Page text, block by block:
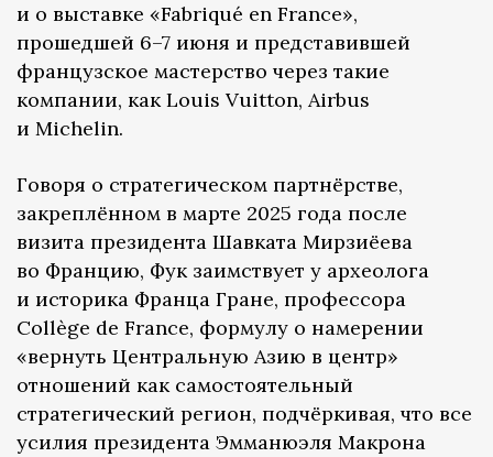
и о выставке «Fabriqué en France»,
прошедшей 6–7 июня и представившей
французское мастерство через такие
компании, как Louis Vuitton, Airbus
и Michelin.
Говоря о стратегическом партнёрстве,
закреплённом в марте 2025 года после
визита президента Шавката Мирзиёева
во Францию, Фук заимствует у археолога
и историка Франца Гране, профессора
Collège de France, формулу о намерении
«вернуть Центральную Азию в центр»
отношений как самостоятельный
стратегический регион, подчёркивая, что все
усилия президента Эмманюэля Макрона